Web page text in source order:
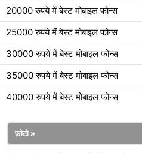
20000 रुपये में बेस्ट मोबाइल फोन्स
25000 रुपये में बेस्ट मोबाइल फोन्स
30000 रुपये में बेस्ट मोबाइल फोन्स
35000 रुपये में बेस्ट मोबाइल फोन्स
40000 रुपये में बेस्ट मोबाइल फोन्स
फ़ोटो »